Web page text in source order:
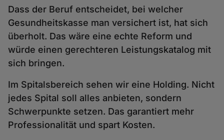
Dass der Beruf entscheidet, bei welcher
Gesundheitskasse man versichert ist, hat sich
überholt. Das wäre eine echte Reform und
würde einen gerechteren Leistungskatalog mit
sich bringen.
Im Spitalsbereich sehen wir eine Holding. Nicht
jedes Spital soll alles anbieten, sondern
Schwerpunkte setzen. Das garantiert mehr
Professionalität und spart Kosten.